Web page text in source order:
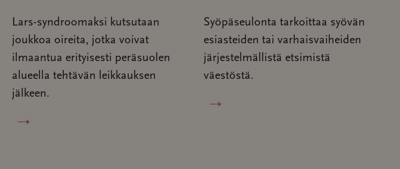
Lars-syndroomaksi kutsutaan
joukkoa oireita, jotka voivat
ilmaantua erityisesti peräsuolen
alueella tehtävän leikkauksen
jälkeen.
→
Syöpäseulonta tarkoittaa syövän
esiasteiden tai varhaisvaiheiden
järjestelmällistä etsimistä
väestöstä.
→